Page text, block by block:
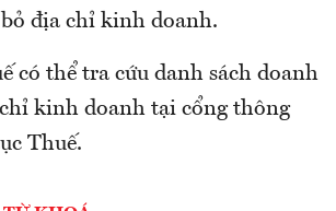
địa chỉ kinh doanh.
có thể tra cứu danh sách doanh
kinh doanh tại cổng thông
Thuế.